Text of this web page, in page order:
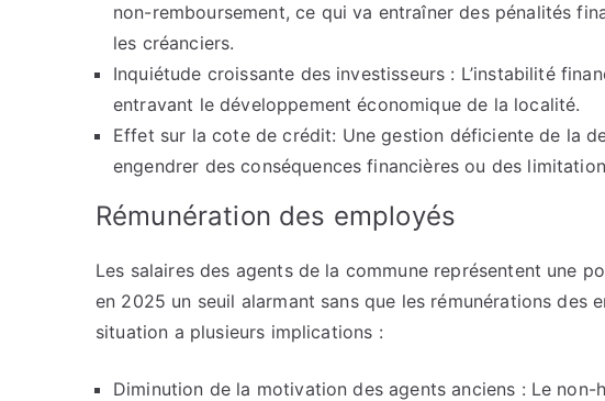
non-remboursement, ce qui va entraîner des pénalités
les créanciers.
Inquiétude croissante des investisseurs : L’instabilité
entravant le développement économique de la localité.
Effet sur la cote de crédit: Une gestion déficiente de la
engendrer des conséquences financières ou des
Rémunération des employés
Les salaires des agents de la commune représentent une
en 2025 un seuil alarmant sans que les rémunérations des
situation a plusieurs implications :
Diminution de la motivation des agents anciens : Le non-